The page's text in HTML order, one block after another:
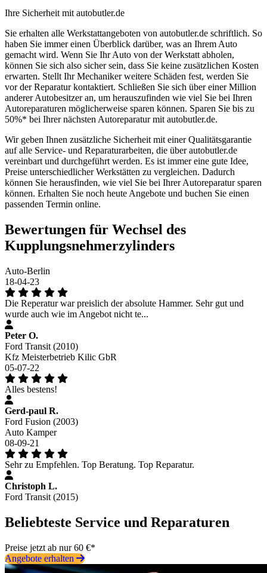
Ihre Sicherheit mit autobutler.de
Sie erhalten alle Werkstattangeboten von autobutler.de schriftlich. So
haben Sie immer einen Überblick darüber, was an Ihrem Auto
gemacht wird. Wenn Sie Ihr Auto von der Werkstatt abholen,
können Sie sich also sicher sein, dass Sie keine zusätzlichen Kosten
erwarten. Stellt Ihr Mechaniker weitere Schäden fest, werden Sie
vor der Reparatur kontaktiert. Schließen Sie sich über einer Million
anderer Autobesitzer an, um herauszufinden wie viel Sie bei Ihren
Autoreparaturen möglicherweise sparen können. Sparen Sie bis zu
50%* bei Ihrer nächsten Autoreparatur mit autobutler.de.
Wir geben Ihnen zusätzliche Sicherheit mit einer Qualitätsgarantie
auf alle Service- und Reparaturarbeiten, die über autobutler.de
vereinbart und durchgeführt werden. Es ist immer eine gute Idee,
Preise unterschiedlicher Werkstätten zu vergleichen. Dadurch
können Sie herausfinden, wie viel Sie bei Ihrer Autoreparatur sparen
können. Erhalten Sie noch heute Angebote und buchen Sie einen
passenden Termin online.
Bewertungen für Wechsel des
Kupplungsnehmerzylinders
Auto-Berlin
18-04-23
Die Reperatur war preislich der absolute Hammer. Sehr gut und
wurde auch wie im Angebot nicht te...
Peter O.
Ford Transit (2010)
Kfz Meisterbetrieb Kilic GbR
05-07-22
Alles bestens!
Gerd-paul R.
Ford Fusion (2003)
Auto Kamper
08-09-21
Sehr zu Empfehlen. Top Beratung. Top Reparatur.
Christoph L.
Ford Transit (2015)
Beliebteste Service und Reparaturen
Preise jetzt ab nur 60 €*
Angebote erhalten